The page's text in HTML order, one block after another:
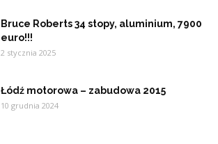
Bruce Roberts 34 stopy, aluminium, 7900
euro!!!
2 stycznia 2025
Łódź motorowa – zabudowa 2015
10 grudnia 2024